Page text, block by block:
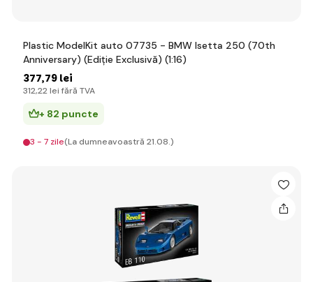
Plastic ModelKit auto 07735 - BMW Isetta 250 (70th
Anniversary) (Ediție Exclusivă) (1:16)
377,79 lei
312,22 lei fără TVA
+ 82 puncte
3 - 7 zile(La dumneavoastră 21.08.)